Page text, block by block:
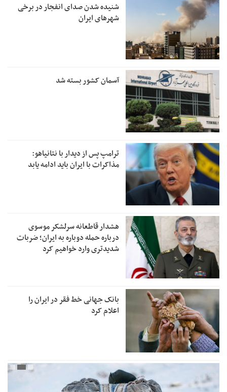
شنیده شدن صدای انفجار در برخی
شهرهای ایران
آسمان کشور بسته شد
ترامپ پس از دیدار با نتانیاهو:
مذاکرات با ایران باید ادامه یابد
هشدار قاطعانه سرلشکر موسوی
درباره حمله دوباره به ایران؛ ضربات
شدیدتری وارد خواهیم کرد
بانک جهانی خط فقر در ایران را
اعلام کرد